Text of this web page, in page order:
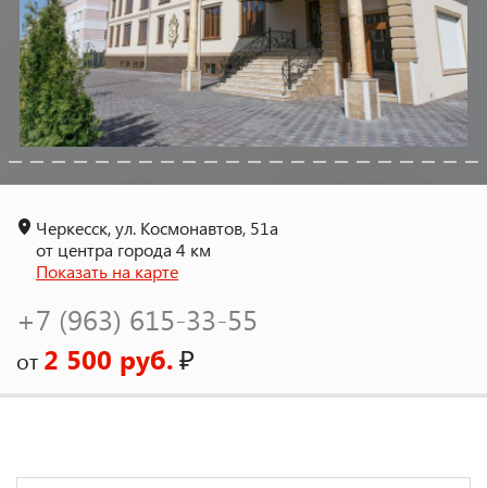
Черкесск, ул. Космонавтов, 51а
от центра города 4 км
Показать на карте
+7 (963) 615-33-55
от 2 500 руб.₽